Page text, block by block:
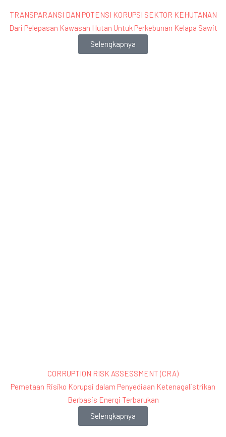
TRANSPARANSI DAN POTENSI KORUPSI SEKTOR KEHUTANAN
Dari Pelepasan Kawasan Hutan Untuk Perkebunan Kelapa Sawit
Selengkapnya
CORRUPTION RISK ASSESSMENT (CRA)
Pemetaan Risiko Korupsi dalam Penyediaan Ketenagalistrikan
Berbasis Energi Terbarukan
Selengkapnya